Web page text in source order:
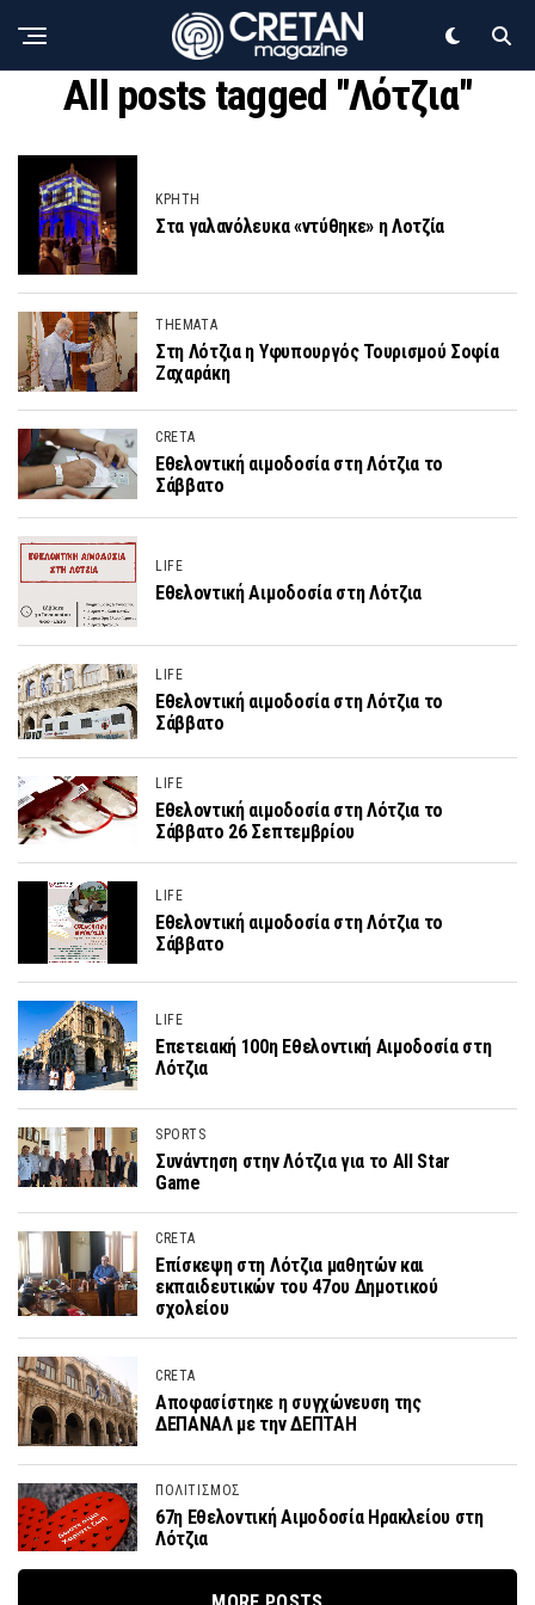
All posts tagged "Λότζια"
ΚΡΗΤΗ
Στα γαλανόλευκα «ντύθηκε» η Λοτζία
THEMATA
Στη Λότζια η Υφυπουργός Τουρισμού Σοφία
Ζαχαράκη
CRETA
Εθελοντική αιμοδοσία στη Λότζια το
Σάββατο
LIFE
Εθελοντική Αιμοδοσία στη Λότζια
LIFE
Εθελοντική αιμοδοσία στη Λότζια το
Σάββατο
LIFE
Εθελοντική αιμοδοσία στη Λότζια το
Σάββατο 26 Σεπτεμβρίου
LIFE
Εθελοντική αιμοδοσία στη Λότζια το
Σάββατο
LIFE
Επετειακή 100η Εθελοντική Αιμοδοσία στη
Λότζια
SPORTS
Συνάντηση στην Λότζια για το All Star
Game
CRETA
Επίσκεψη στη Λότζια μαθητών και
εκπαιδευτικών του 47ου Δημοτικού
σχολείου
CRETA
Αποφασίστηκε η συγχώνευση της
ΔΕΠΑΝΑΛ με την ΔΕΠΤΑΗ
ΠΟΛΙΤΙΣΜΟΣ
67η Εθελοντική Αιμοδοσία Ηρακλείου στη
Λότζια